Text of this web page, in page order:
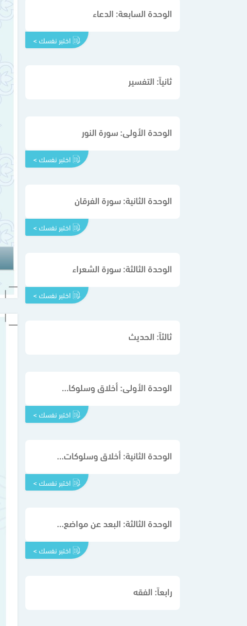
الوحدة السابعة: الدعاء
اختبر نفسك >
ثانياً: التفسير
الوحدة الأولى: سورة النور
اختبر نفسك >
الوحدة الثانية: سورة الفرقان
اختبر نفسك >
الوحدة الثالثة: سورة الشعراء
اختبر نفسك >
ثالثاً: الحديث
الوحدة الأولى: أخلاق وسلوكات رغب فيها الإسلام
اختبر نفسك >
الوحدة الثانية: أخلاق وسلوكات نهى عنها الإسلام
اختبر نفسك >
الوحدة الثالثة: البعد عن مواضع الريب
اختبر نفسك >
رابعاً: الفقه